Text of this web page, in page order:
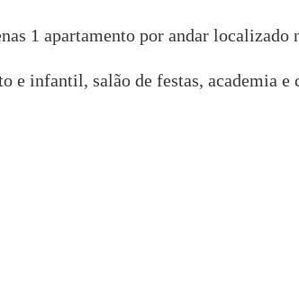
1 apartamento por andar localizado
e infantil, salão de festas, academia e